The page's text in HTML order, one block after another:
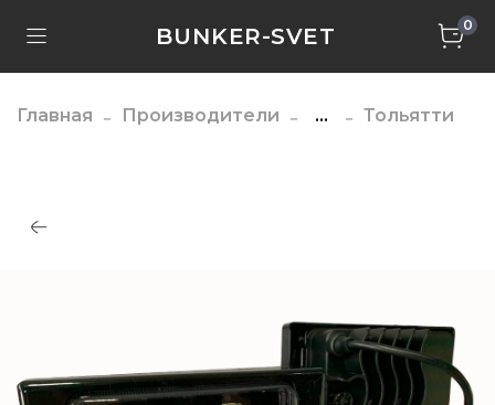
BUNKER-SVET 0
Главная Производители ... Тольятти